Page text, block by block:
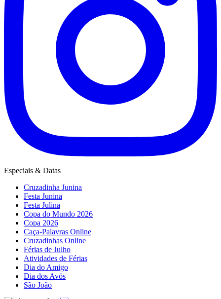
Especiais & Datas
Cruzadinha Junina
Festa Junina
Festa Julina
Copa do Mundo 2026
Copa 2026
Caça-Palavras Online
Cruzadinhas Online
Férias de Julho
Atividades de Férias
Dia do Amigo
Dia dos Avós
São João